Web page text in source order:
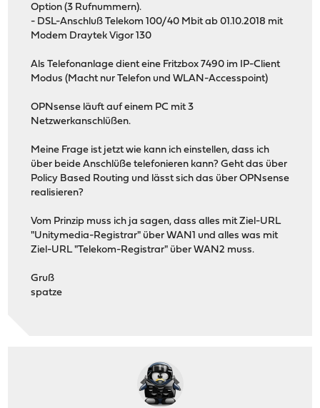
Option (3 Rufnummern).
- DSL-Anschluß Telekom 100/40 Mbit ab 01.10.2018 mit
Modem Draytek Vigor 130
Als Telefonanlage dient eine Fritzbox 7490 im IP-Client
Modus (Macht nur Telefon und WLAN-Accesspoint)
OPNsense läuft auf einem PC mit 3
Netzwerkanschlüßen.
Meine Frage ist jetzt wie kann ich einstellen, dass ich
über beide Anschlüße telefonieren kann? Geht das über
Policy Based Routing und lässt sich das über OPNsense
realisieren?
Vom Prinzip muss ich ja sagen, dass alles mit Ziel-URL
"Unitymedia-Registrar" über WAN1 und alles was mit
Ziel-URL "Telekom-Registrar" über WAN2 muss.
Gruß
spatze